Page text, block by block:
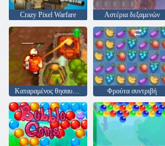
Crazy Pixel Warfare Αστέρια δεξαμενών
Φρούτα συντριβή